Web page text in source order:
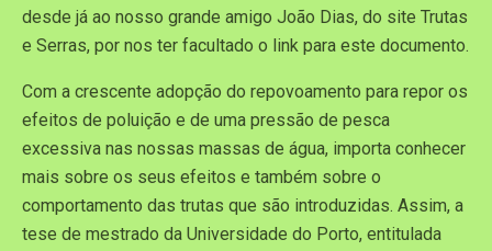
desde já ao nosso grande amigo João Dias, do site Trutas
e Serras, por nos ter facultado o link para este documento.
Com a crescente adopção do repovoamento para repor os
efeitos de poluição e de uma pressão de pesca
excessiva nas nossas massas de água, importa conhecer
mais sobre os seus efeitos e também sobre o
comportamento das trutas que são introduzidas. Assim, a
tese de mestrado da Universidade do Porto, entitulada